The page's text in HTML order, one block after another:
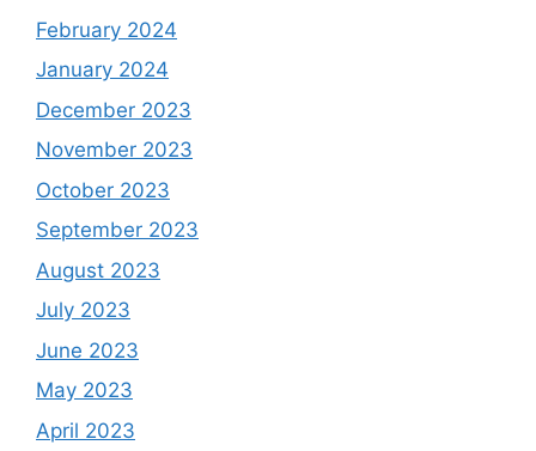
February 2024
January 2024
December 2023
November 2023
October 2023
September 2023
August 2023
July 2023
June 2023
May 2023
April 2023